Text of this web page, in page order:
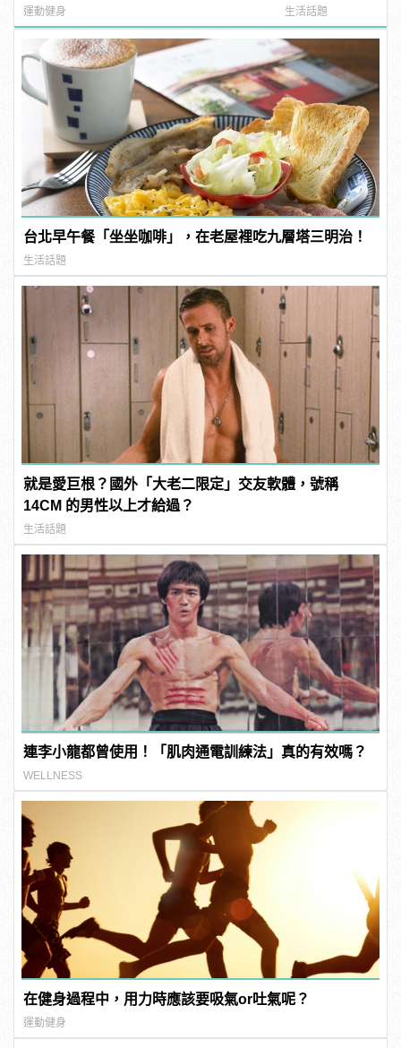
運動健身 生活話題
台北早午餐「坐坐咖啡」，在老屋裡吃九層塔三明治！
生活話題
就是愛巨根？國外「大老二限定」交友軟體，號稱
14CM 的男性以上才給過？
生活話題
連李小龍都曾使用！「肌肉通電訓練法」真的有效嗎？
WELLNESS
在健身過程中，用力時應該要吸氣or吐氣呢？
運動健身